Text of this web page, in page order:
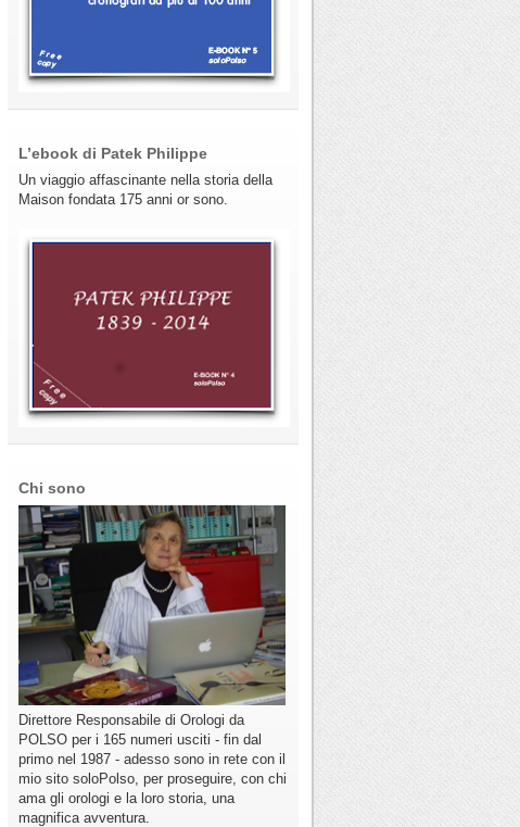
L’ebook di Patek Philippe
Un viaggio affascinante nella storia della
Maison fondata 175 anni or sono.
Chi sono
Direttore Responsabile di Orologi da
POLSO per i 165 numeri usciti - fin dal
primo nel 1987 - adesso sono in rete con il
mio sito soloPolso, per proseguire, con chi
ama gli orologi e la loro storia, una
magnifica avventura.